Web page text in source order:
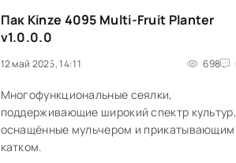
Пак Kinze 4095 Multi-Fruit Planter
v1.0.0.0
12 май 2025, 14:11 698
Многофункциональные сеялки,
поддерживающие широкий спектр культур,
оснащённые мульчером и прикатывающим
катком.